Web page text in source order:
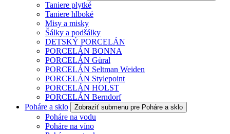
Taniere plytké
Taniere hlboké
Misy a misky
Šálky a podšálky
DETSKÝ PORCELÁN
PORCELÁN BONNA
PORCELÁN Güral
PORCELÁN Seltman Weiden
PORCELÁN Stylepoint
PORCELÁN HOLST
PORCELÁN Berndorf
Poháre a sklo
Zobraziť submenu pre Poháre a sklo
Poháre na vodu
Poháre na víno